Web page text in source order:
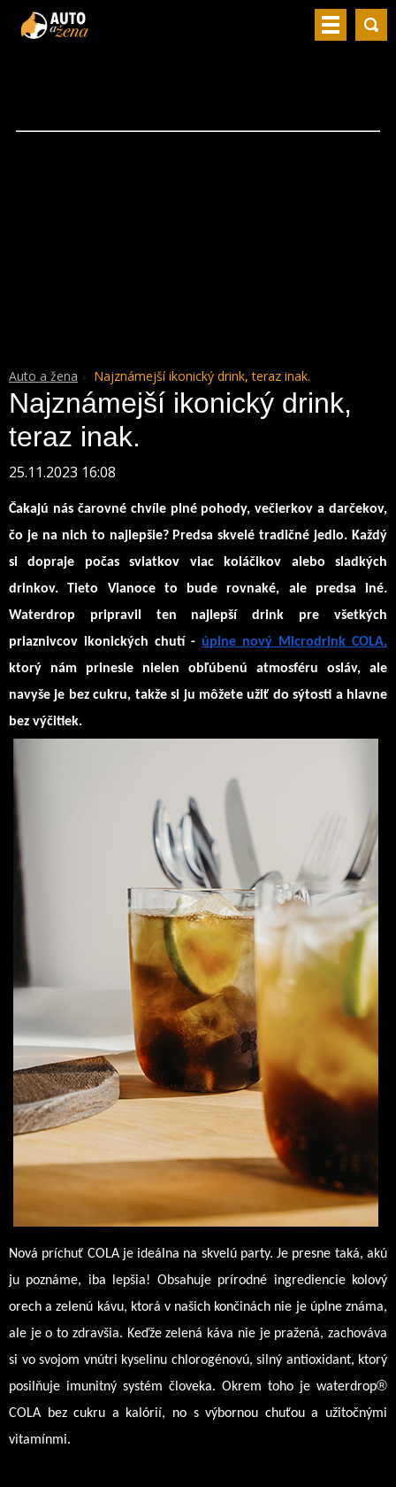
Auto a žena Najznámejší ikonický drink, teraz inak.
Najznámejší ikonický drink,
teraz inak.
25.11.2023 16:08
Čakajú nás čarovné chvíle plné pohody, večierkov a darčekov,
čo je na nich to najlepšie? Predsa skvelé tradičné jedlo. Každý
si dopraje počas sviatkov viac koláčikov alebo sladkých
drinkov. Tieto Vianoce to bude rovnaké, ale predsa iné.
Waterdrop pripravil ten najlepší drink pre všetkých
priaznivcov ikonických chutí - úplne nový Microdrink COLA,
ktorý nám prinesie nielen obľúbenú atmosféru osláv, ale
navyše je bez cukru, takže si ju môžete užiť do sýtosti a hlavne
bez výčitiek.
Nová príchuť COLA je ideálna na skvelú party. Je presne taká, akú
ju poznáme, iba lepšia! Obsahuje prírodné ingrediencie kolový
orech a zelenú kávu, ktorá v našich končinách nie je úplne známa,
ale je o to zdravšia. Keďže zelená káva nie je pražená, zachováva
si vo svojom vnútri kyselinu chlorogénovú, silný antioxidant, ktorý
posilňuje imunitný systém človeka. Okrem toho je waterdrop®
COLA bez cukru a kalórií, no s výbornou chuťou a užitočnými
vitamínmi.